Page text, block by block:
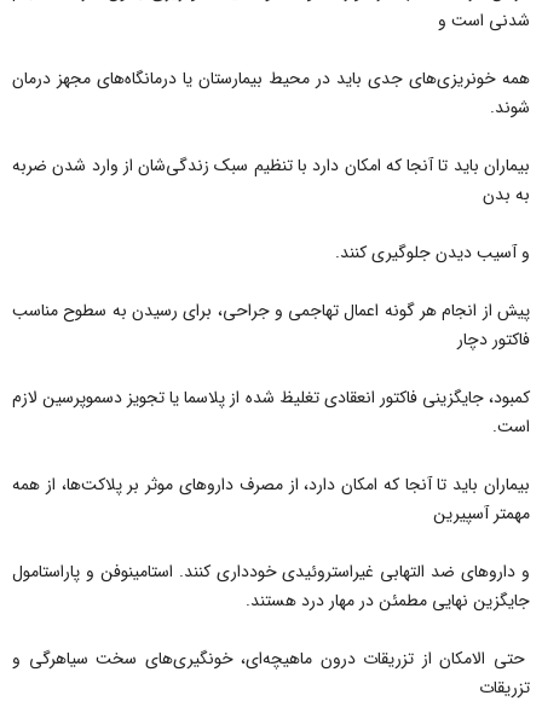
شدنی است و
همه خونریزی‌های جدی باید در محیط بیمارستان یا درمانگاه‌های مجهز درمان
شوند.
بیماران باید تا آنجا که امکان دارد با تنظیم سبک زندگی‌شان از وارد شدن ضربه
به بدن
و آسیب دیدن جلوگیری کنند.
پیش از انجام هر گونه اعمال تهاجمی و جراحی، برای رسیدن به سطوح مناسب
فاکتور دچار
کمبود، جایگزینی فاکتور انعقادی تغلیظ شده از پلاسما یا تجویز دسموپرسین لازم
است.
بیماران باید تا آنجا که امکان دارد، از مصرف داروهای موثر بر پلاکت‌ها، از همه
مهمتر آسپیرین
‌و داروهای ضد التهابی غیر‌استروئیدی خودداری کنند. استامینوفن و پاراستامول
جایگزین نهایی مطمئن در مهار درد هستند.
حتی الامکان از تزریقات درون ماهیچه‌ای، خونگیری‌های سخت سیاهرگی و
تزریقات